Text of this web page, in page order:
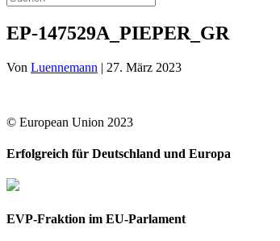
EP-147529A_PIEPER_GR
Von Luennemann | 27. März 2023
© European Union 2023
Erfolgreich für Deutschland und Europa
EVP-Fraktion im EU-Parlament